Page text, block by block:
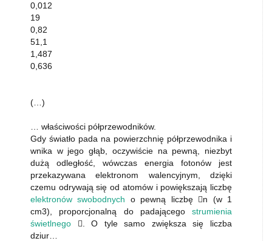
0,012
19
0,82
51,1
1,487
0,636
(…)
… właściwości półprzewodników.
Gdy światło pada na powierzchnię półprzewodnika i
wnika w jego głąb, oczywiście na pewną, niezbyt
dużą odległość, wówczas energia fotonów jest
przekazywana elektronom walencyjnym, dzięki
czemu odrywają się od atomów i powiększają liczbę
elektronów swobodnych o pewną liczbę n (w 1
cm3), proporcjonalną do padającego strumienia
świetlnego . O tyle samo zwiększa się liczba
dziur…